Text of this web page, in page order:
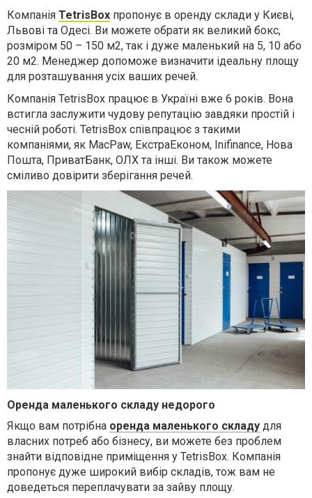
Компанія TetrisBox пропонує в оренду склади у Києві,
Львові та Одесі. Ви можете обрати як великий бокс,
розміром 50 – 150 м2, так і дуже маленький на 5, 10 або
20 м2. Менеджер допоможе визначити ідеальну площу
для розташування усіх ваших речей.
Компанія TetrisBox працює в Україні вже 6 років. Вона
встигла заслужити чудову репутацію завдяки простій і
чесній роботі. TetrisBox співпрацює з такими
компаніями, як MacPaw, ЕкстраЕконом, Inifinance, Нова
Пошта, ПриватБанк, ОЛХ та інші. Ви також можете
сміливо довірити зберігання речей.
Оренда маленького складу недорого
Якщо вам потрібна оренда маленького складу для
власних потреб або бізнесу, ви можете без проблем
знайти відповідне приміщення у TetrisBox. Компанія
пропонує дуже широкий вибір складів, тож вам не
доведеться переплачувати за зайву площу.